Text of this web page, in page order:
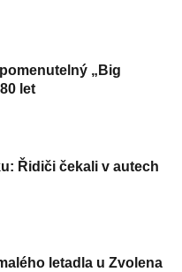
„Big
let
Řidiči čekali v autech
letadla u Zvolena